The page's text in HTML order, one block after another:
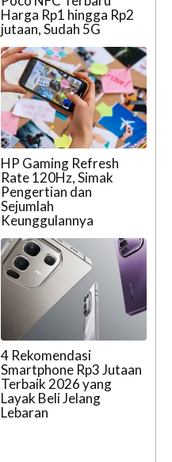
Harga Rp1 hingga Rp2
jutaan, Sudah 5G
HP Gaming Refresh
Rate 120Hz, Simak
Pengertian dan
Sejumlah
Keunggulannya
4 Rekomendasi
Smartphone Rp3 Jutaan
Terbaik 2026 yang
Layak Beli Jelang
Lebaran